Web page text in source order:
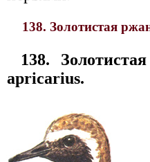
138. Золотистая
138.
apricarius.